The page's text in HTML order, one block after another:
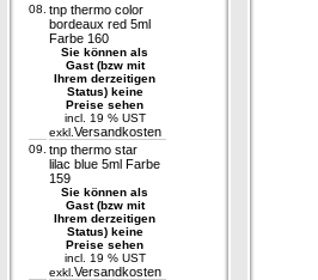
08. tnp thermo color
bordeaux red 5ml
Farbe 160
Sie können als
Gast (bzw mit
Ihrem derzeitigen
Status) keine
Preise sehen
incl. 19 % UST
exkl. Versandkosten
09. tnp thermo star
lilac blue 5ml Farbe
159
Sie können als
Gast (bzw mit
Ihrem derzeitigen
Status) keine
Preise sehen
incl. 19 % UST
exkl. Versandkosten